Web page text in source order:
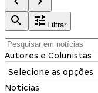
Filtrar
Autores e Colunistas
Selecione as opções
Notícias